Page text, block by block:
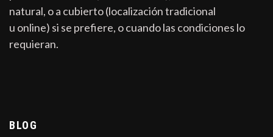
natural, o a cubierto (localización tradicional
u online) si se prefiere, o cuando las condiciones lo
requieran.
BLOG